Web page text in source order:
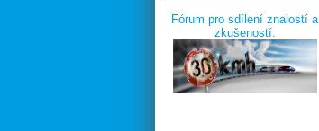
Fórum pro sdílení znalostí a
zkušeností: